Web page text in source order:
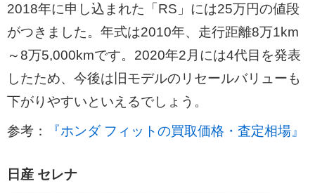
2018年に申し込まれた「RS」には25万円の値段
がつきました。年式は2010年、走行距離8万1km
～8万5,000kmです。2020年2月には4代目を発表
したため、今後は旧モデルのリセールバリューも
下がりやすいといえるでしょう。
参考： 『ホンダ フィットの買取価格・査定相場』
日産 セレナ